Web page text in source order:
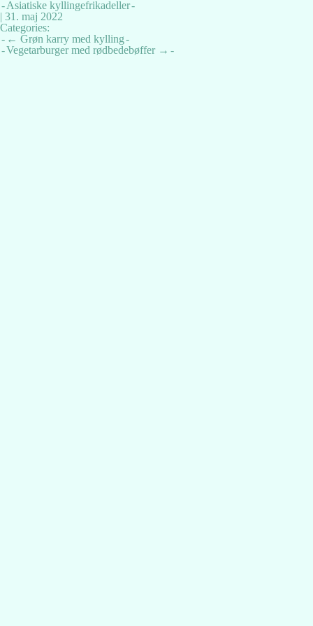
Asiatiske kyllingefrikadeller
| 31. maj 2022
Categories:
Indlægsnavigation
← Grøn karry med kylling
Vegetarburger med rødbedebøffer →